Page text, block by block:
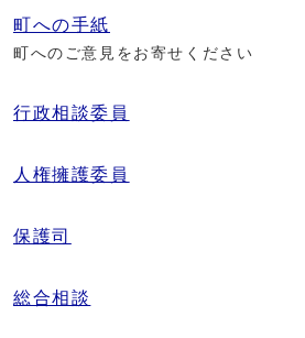
町への手紙
町へのご意見をお寄せください
行政相談委員
人権擁護委員
保護司
総合相談